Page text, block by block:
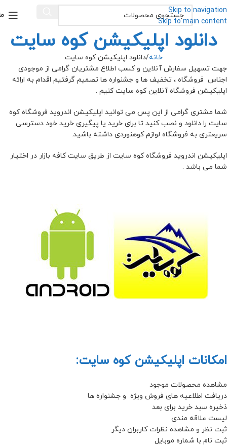
Skip to navigation
Skip to main content
دانلود اپلیکیشن کوه سایت
خانه دانلود اپلیکیشن کوه سایت
جهت تسهیل سفارش آنلاین و کسب اطلاع مشتریان گرامی از موجودی
اجناس فروشگاه ، تخفیف ها و جشنواره ها تصمیم گرفتیم اقدام به ارائه
اپلیکیشن فروشگاه آنلاین کوه سایت کنیم .
شما مشتری گرامی از این پس می توانید اپلیکیشن اندروید فروشگاه کوه
سایت را دانلود و نصب کنید تا برای خرید یا پیگیری خرید خود دسترسی
سریعتری به فروشگاه لوازم کوهنوردی داشته باشید.
اپلیکیشن اندروید فروشگاه کوه سایت از طریق سایت کافه بازار در اختیار
شما می باشد .
امکانات اپلیکیشن کوه سایت:
مشاهده محصولات موجود
دریافت اطلاعیه های فروش ویژه و جشنواره ها
ذخیره سبد خرید برای بعد
لیست علاقه مندی
ثبت نظر و مشاهده نظرات کاربران دیگر
ثبت نام با شماره موبایل